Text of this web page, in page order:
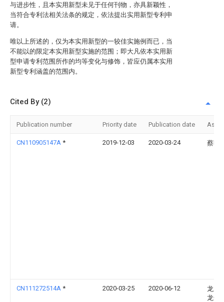
与进步性，且本实用新型未见于任何刊物，亦具新颖性，
当符合专利法相关法条的规定，依法提出实用新型专利申
请。
唯以上所述的，仅为本实用新型的一较佳实施例而已，当
不能以的限定本实用新型实施的范围；即大凡依本实用新
型申请专利范围所作的均等变化与修饰，皆应仍属本实用
新型专利涵盖的范围内。
Cited By (2)
Publication number Priority date Publication date
CN110905147A * 2019-12-03 2020-03-24 蔡旺
CN111272514A * 2020-03-25 2020-06-12
龙泉
龙竹